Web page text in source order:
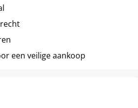
een veilige aankoop